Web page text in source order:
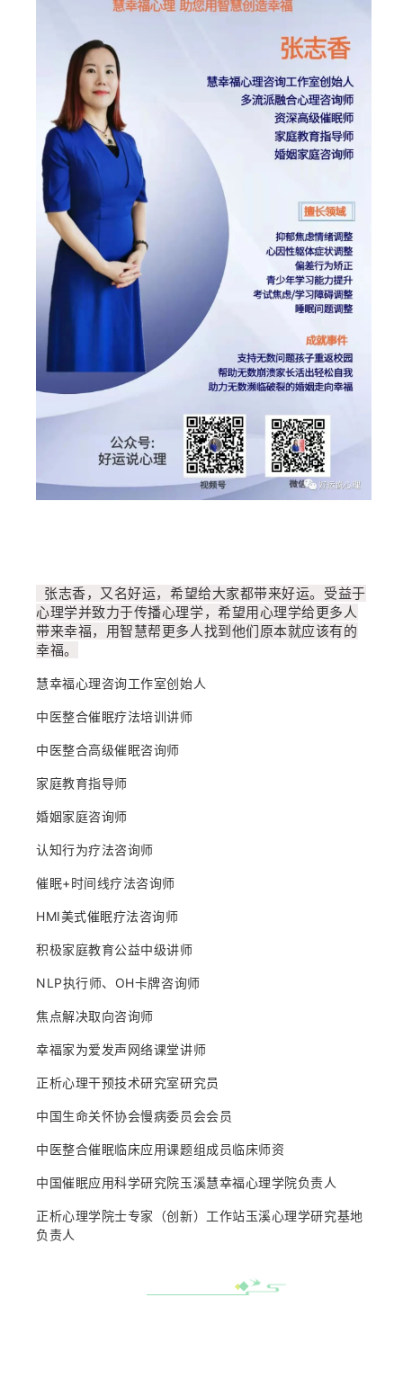
张志香，又名好运，希望给大家都带来好运。受益于
心理学并致力于传播心理学，希望用心理学给更多人
带来幸福，用智慧帮更多人找到他们原本就应该有的
幸福。
慧幸福心理咨询工作室创始人
中医整合催眠疗法培训讲师
中医整合高级催眠咨询师
家庭教育指导师
婚姻家庭咨询师
认知行为疗法咨询师
催眠+时间线疗法咨询师
HMI美式催眠疗法咨询师
积极家庭教育公益中级讲师
NLP执行师、OH卡牌咨询师
焦点解决取向咨询师
幸福家为爱发声网络课堂讲师
正析心理干预技术研究室研究员
中国生命关怀协会慢病委员会会员
中医整合催眠临床应用课题组成员临床师资
中国催眠应用科学研究院玉溪慧幸福心理学院负责人
正析心理学院士专家（创新）工作站玉溪心理学研究基地
负责人